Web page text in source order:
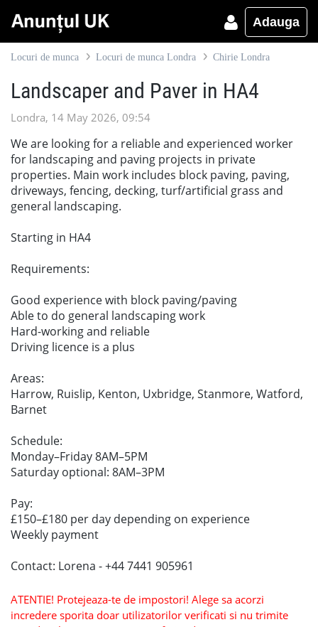
Adauga
Locuri de munca Locuri de munca Londra Chirie Londra
Landscaper and Paver in HA4
Londra, 14 May 2026, 09:54
We are looking for a reliable and experienced worker
for landscaping and paving projects in private
properties. Main work includes block paving, paving,
driveways, fencing, decking, turf/artificial grass and
general landscaping.
Starting in HA4
Requirements:
Good experience with block paving/paving
Able to do general landscaping work
Hard-working and reliable
Driving licence is a plus
Areas:
Harrow, Ruislip, Kenton, Uxbridge, Stanmore, Watford,
Barnet
Schedule:
Monday–Friday 8AM–5PM
Saturday optional: 8AM–3PM
Pay:
£150–£180 per day depending on experience
Weekly payment
Contact: Lorena - +44 7441 905961
ATENTIE! Protejeaza-te de impostori! Alege sa acorzi
incredere sporita doar utilizatorilor verificati si nu trimite